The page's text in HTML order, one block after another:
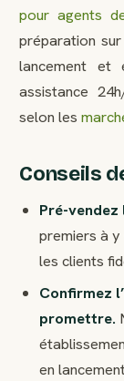
pour agents
préparation
lancement et
assistance
selon les
Conseils
Pré-
premiers à
les clients
Confirmez
promettre.
en